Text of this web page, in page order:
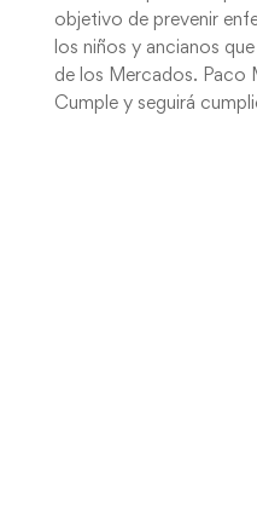
objetivo de prevenir
los niños y ancianos
de los Mercados. Paco
Cumple y seguirá